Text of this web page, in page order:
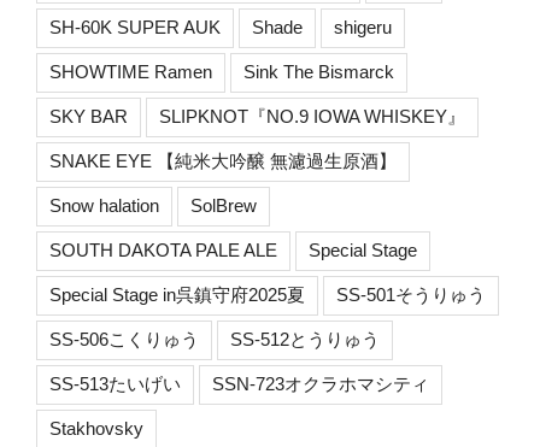
SH-60K SUPER AUK Shade shigeru
SHOWTIME Ramen Sink The Bismarck
SKY BAR SLIPKNOT『NO.9 IOWA WHISKEY』
SNAKE EYE 【純米大吟醸 無濾過生原酒】
Snow halation SolBrew
SOUTH DAKOTA PALE ALE Special Stage
Special Stage in呉鎮守府2025夏 SS-501そうりゅう
SS-506こくりゅう SS-512とうりゅう
SS-513たいげい SSN-723オクラホマシティ
Stakhovsky